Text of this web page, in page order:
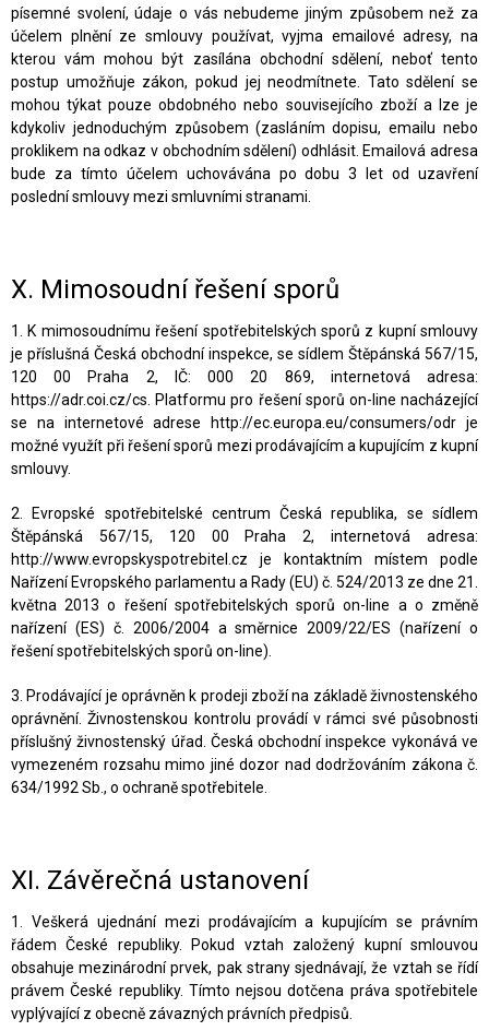
písemné svolení, údaje o vás nebudeme jiným způsobem než za
účelem plnění ze smlouvy používat, vyjma emailové adresy, na
kterou vám mohou být zasílána obchodní sdělení, neboť tento
postup umožňuje zákon, pokud jej neodmítnete. Tato sdělení se
mohou týkat pouze obdobného nebo souvisejícího zboží a lze je
kdykoliv jednoduchým způsobem (zasláním dopisu, emailu nebo
proklikem na odkaz v obchodním sdělení) odhlásit. Emailová adresa
bude za tímto účelem uchovávána po dobu 3 let od uzavření
poslední smlouvy mezi smluvními stranami.
X. Mimosoudní řešení sporů
1. K mimosoudnímu řešení spotřebitelských sporů z kupní smlouvy
je příslušná Česká obchodní inspekce, se sídlem Štěpánská 567/15,
120 00 Praha 2, IČ: 000 20 869, internetová adresa:
https://adr.coi.cz/cs. Platformu pro řešení sporů on-line nacházející
se na internetové adrese http://ec.europa.eu/consumers/odr je
možné využít při řešení sporů mezi prodávajícím a kupujícím z kupní
smlouvy.
2. Evropské spotřebitelské centrum Česká republika, se sídlem
Štěpánská 567/15, 120 00 Praha 2, internetová adresa:
http://www.evropskyspotrebitel.cz je kontaktním místem podle
Nařízení Evropského parlamentu a Rady (EU) č. 524/2013 ze dne 21.
května 2013 o řešení spotřebitelských sporů on-line a o změně
nařízení (ES) č. 2006/2004 a směrnice 2009/22/ES (nařízení o
řešení spotřebitelských sporů on-line).
3. Prodávající je oprávněn k prodeji zboží na základě živnostenského
oprávnění. Živnostenskou kontrolu provádí v rámci své působnosti
příslušný živnostenský úřad. Česká obchodní inspekce vykonává ve
vymezeném rozsahu mimo jiné dozor nad dodržováním zákona č.
634/1992 Sb., o ochraně spotřebitele.
XI. Závěrečná ustanovení
1. Veškerá ujednání mezi prodávajícím a kupujícím se právním
řádem České republiky. Pokud vztah založený kupní smlouvou
obsahuje mezinárodní prvek, pak strany sjednávají, že vztah se řídí
právem České republiky. Tímto nejsou dotčena práva spotřebitele
vyplývající z obecně závazných právních předpisů.